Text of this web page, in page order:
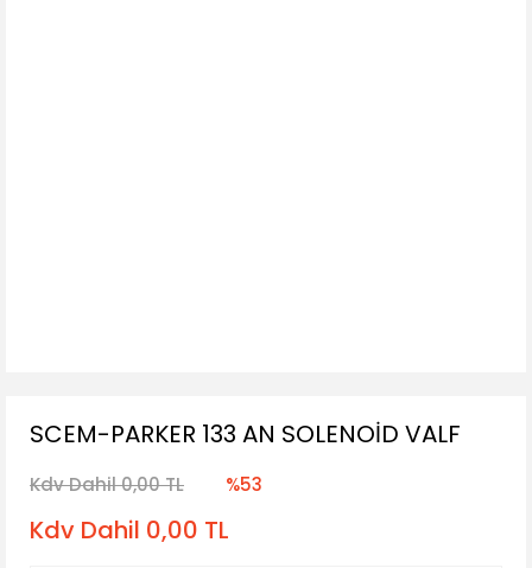
SCEM-PARKER 133 AN SOLENOİD VALF
Kdv Dahil 0,00 TL %53
Kdv Dahil 0,00 TL